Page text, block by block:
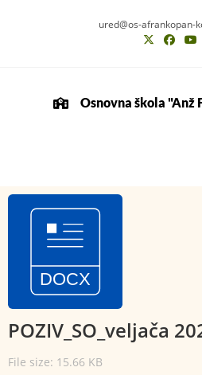
ured@os-afrankopan-
Osnovna škola "Anž
POZIV_SO_veljača
File size: 15.66 KB